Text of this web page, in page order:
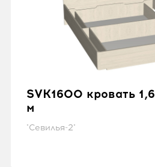
SVK1600 кровать 1,6
м
"Севилья-2"